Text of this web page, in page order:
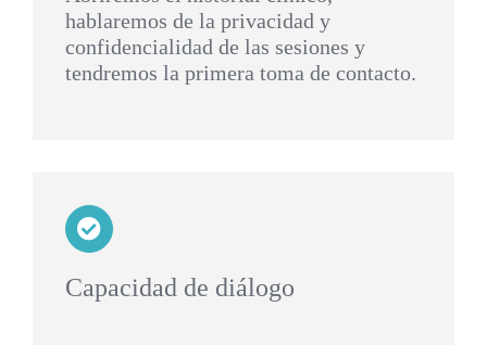
hablaremos de la privacidad y
confidencialidad de las sesiones y
tendremos la primera toma de contacto.
Capacidad de diálogo